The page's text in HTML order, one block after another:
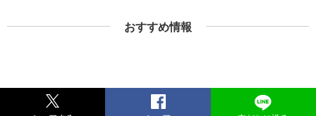
おすすめ情報